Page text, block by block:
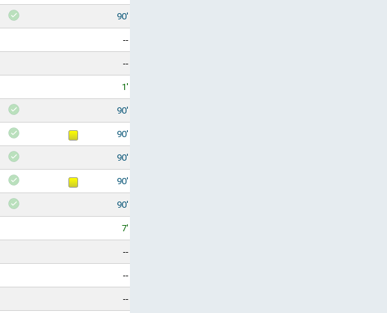
90'
--
--
1'
90'
90'
90'
90'
90'
7'
--
--
--